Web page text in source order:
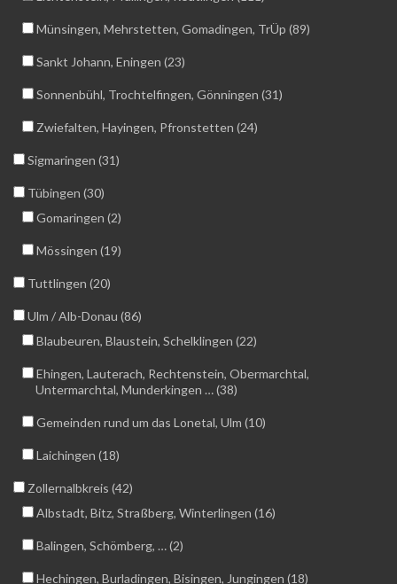
Münsingen, Mehrstetten, Gomadingen, TrÜp (89)
Sankt Johann, Eningen (23)
Sonnenbühl, Trochtelfingen, Gönningen (31)
Zwiefalten, Hayingen, Pfronstetten (24)
Sigmaringen (31)
Tübingen (30)
Gomaringen (2)
Mössingen (19)
Tuttlingen (20)
Ulm / Alb-Donau (86)
Blaubeuren, Blaustein, Schelklingen (22)
Ehingen, Lauterach, Rechtenstein, Obermarchtal,
Untermarchtal, Munderkingen … (38)
Gemeinden rund um das Lonetal, Ulm (10)
Laichingen (18)
Zollernalbkreis (42)
Albstadt, Bitz, Straßberg, Winterlingen (16)
Balingen, Schömberg, … (2)
Hechingen, Burladingen, Bisingen, Jungingen (18)